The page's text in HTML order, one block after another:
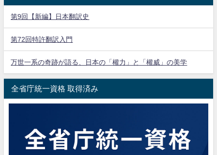
第9回【新編】日本翻訳史
第72回特許翻訳入門
万世一系の奇跡が語る、日本の「權力」と「權威」の美学
全省庁統一資格 取得済み